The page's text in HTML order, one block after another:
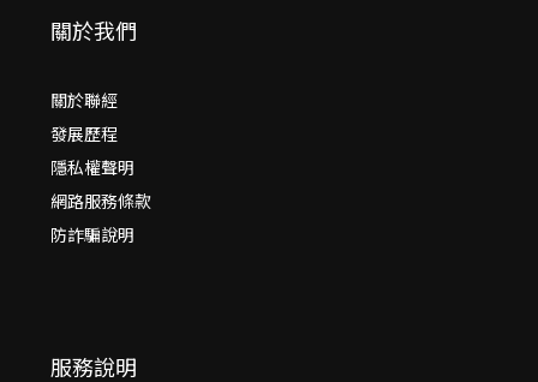
關於我們
關於聯經
發展歷程
隱私權聲明
網路服務條款
防詐騙說明
服務說明